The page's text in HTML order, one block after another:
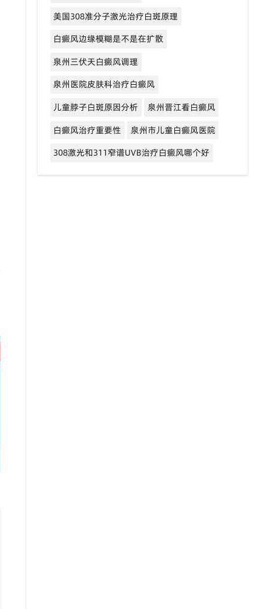
美国308准分子激光治疗白斑原理
白癜风边缘模糊是不是在扩散
泉州三伏天白癜风调理
泉州医院皮肤科治疗白癜风
儿童脖子白斑原因分析
泉州晋江看白癜风
白癜风治疗重要性
泉州市儿童白癜风医院
308激光和311窄谱UVB治疗白癜风哪个好